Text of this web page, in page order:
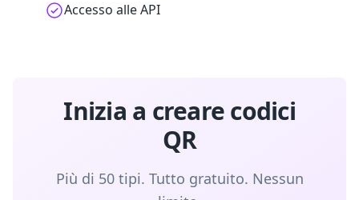
Accesso alle API
Inizia a creare codici
QR
Più di 50 tipi. Tutto gratuito. Nessun